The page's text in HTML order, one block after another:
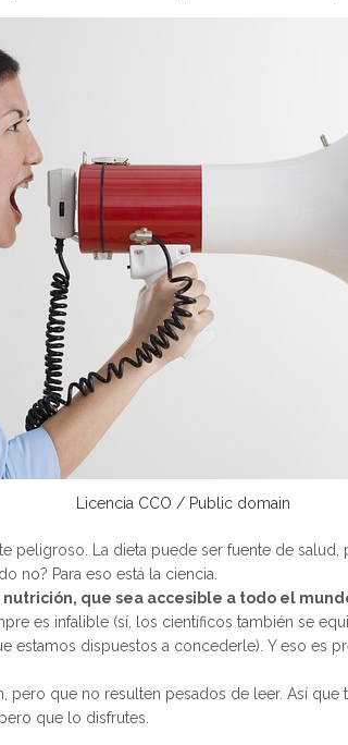
Licencia CCO / Public domain
peligroso. La dieta puede ser fuente de
no? Para eso está la ciencia.
que sea accesible a todo el
es infalible (sí, los científicos también se
estamos dispuestos a concederle). Y eso es
que no resulten pesados de leer. Así que
que lo disfrutes.